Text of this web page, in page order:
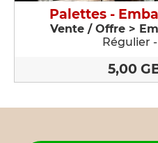
Palettes -
Vente / Offre >
Régulier
5,00